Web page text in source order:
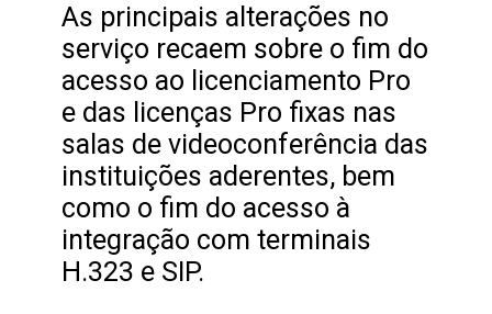
As principais alterações no
serviço recaem sobre o fim do
acesso ao licenciamento Pro
e das licenças Pro fixas nas
salas de videoconferência das
instituições aderentes, bem
como o fim do acesso à
integração com terminais
H.323 e SIP.